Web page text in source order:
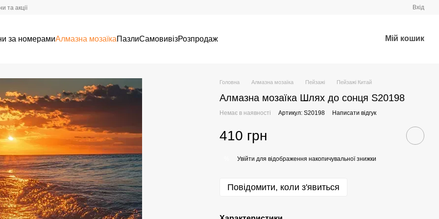
та акції Вхід
за номерамиАлмазна мозаїкаПазлиСамовивізРозпродаж Мій кошик
Головна Алмазна мозаїка Пейзажі Пейзажі Китай
Алмазна мозаїка Шлях до сонця S20198
Немає в наявності Артикул: S20198 Написати відгук
410 грн
Увійти для відображення накопичувальної знижки
Повідомити, коли з'явиться